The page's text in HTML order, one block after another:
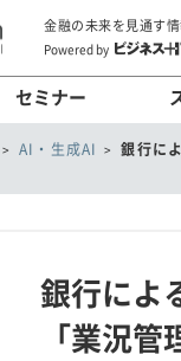
金融の未来を見通す
Powered by
セミナー
AI・生成AI 銀行に
銀行によ
「業況